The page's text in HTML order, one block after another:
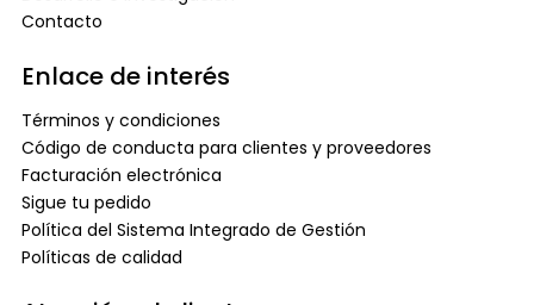
Contacto
Enlace de interés
Términos y condiciones
Código de conducta para clientes y proveedores
Facturación electrónica
Sigue tu pedido
Política del Sistema Integrado de Gestión
Políticas de calidad